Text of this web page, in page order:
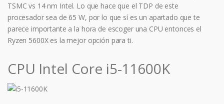
TSMC vs 14 nm Intel. Lo que hace que el TDP de este
procesador sea de 65 W, por lo que sí es un apartado que te
parece importante a la hora de escoger una CPU entonces el
Ryzen 5600X es la mejor opción para ti.
CPU Intel Core i5-11600K